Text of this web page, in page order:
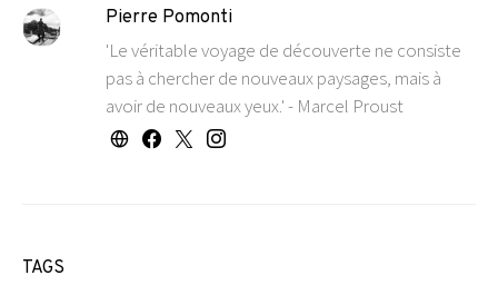
Pierre Pomonti
'Le véritable voyage de découverte ne consiste
pas à chercher de nouveaux paysages, mais à
avoir de nouveaux yeux.' - Marcel Proust
TAGS